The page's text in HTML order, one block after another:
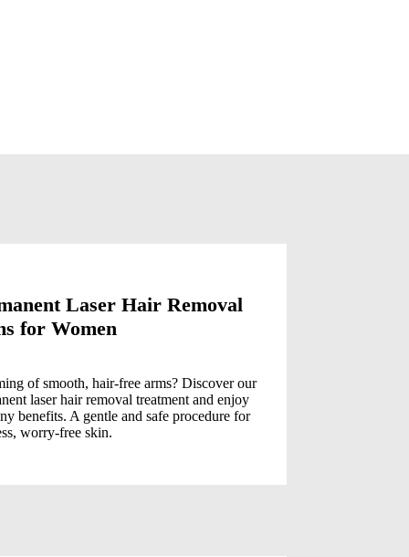
Laser Hair Removal
for Women
of smooth, hair-free arms? Discover our
laser hair removal treatment and enjoy
benefits. A gentle and safe procedure for
worry-free skin.